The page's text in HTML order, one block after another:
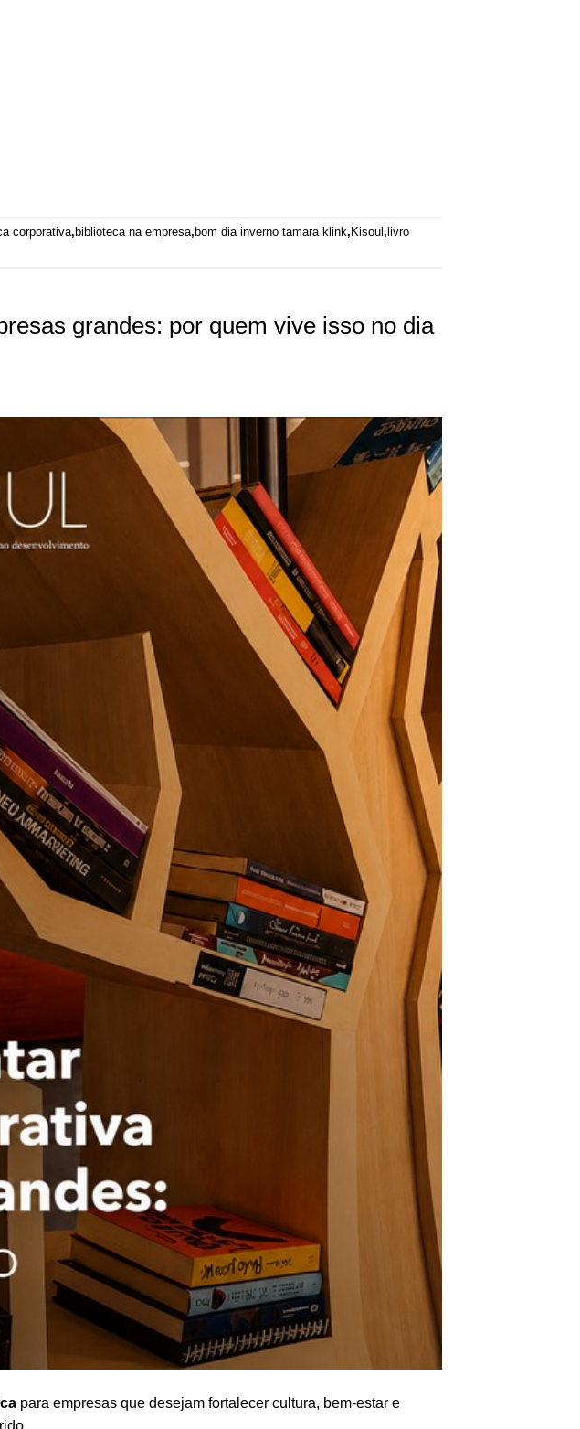
corporativa, biblioteca na empresa, bom dia inverno tamara klink, Kisoul, livro
grandes: por quem vive isso no dia
para empresas que desejam fortalecer cultura, bem-estar e